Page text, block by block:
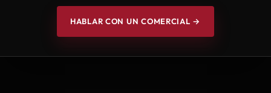
HABLAR CON UN COMERCIAL →